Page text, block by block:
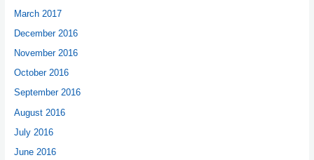
March 2017
December 2016
November 2016
October 2016
September 2016
August 2016
July 2016
June 2016